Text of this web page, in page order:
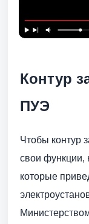
Контур
ПУЭ
Чтобы контур
свои функции,
которые